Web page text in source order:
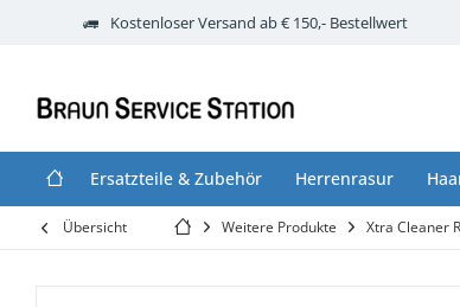
Kostenloser Versand ab € 150,- Bestellwert
Ersatzteile & Zubehör Herrenrasur
Übersicht Weitere Produkte Xtra Cleaner